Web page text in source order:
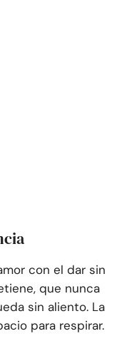
con el dar sin
que nunca
sin aliento. La
para respirar.